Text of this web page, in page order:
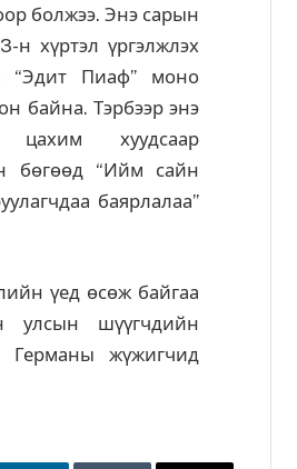
болжээ. Энэ сарын
н хүртэл үргэлжлэх
“Эдит Пиаф” моно
байна. Тэрбээр энэ
цахим хуудсаар
бөгөөд “Ийм сайн
баярлалаа”
үед өсөж байгаа
шүүгчдийн
Германы жүжигчид